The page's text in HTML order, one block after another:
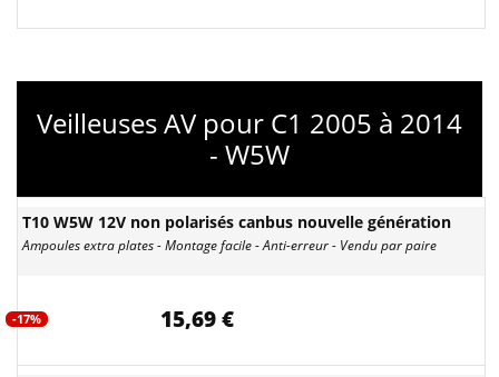
Veilleuses AV pour C1 2005 à 2014
- W5W
T10 W5W 12V non polarisés canbus nouvelle génération
Ampoules extra plates - Montage facile - Anti-erreur - Vendu par paire
-17% 15,69 €